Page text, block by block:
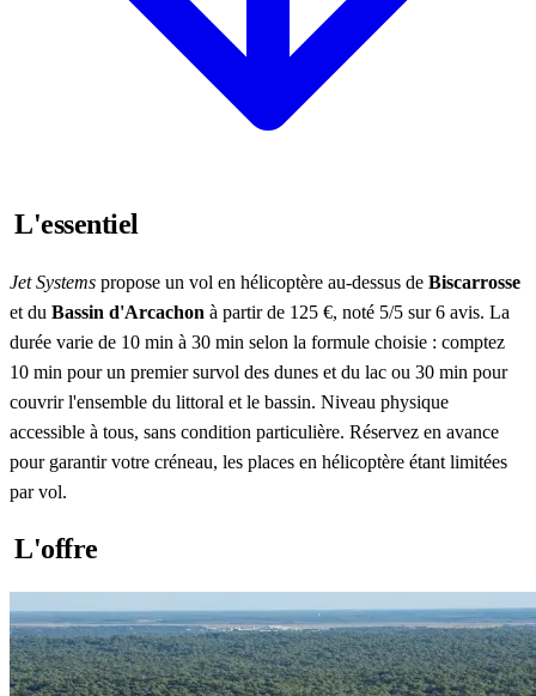
L'essentiel
Jet Systems propose un vol en hélicoptère au-dessus de Biscarrosse
et du Bassin d'Arcachon à partir de 125 €, noté 5/5 sur 6 avis. La
durée varie de 10 min à 30 min selon la formule choisie : comptez
10 min pour un premier survol des dunes et du lac ou 30 min pour
couvrir l'ensemble du littoral et le bassin. Niveau physique
accessible à tous, sans condition particulière. Réservez en avance
pour garantir votre créneau, les places en hélicoptère étant limitées
par vol.
L'offre